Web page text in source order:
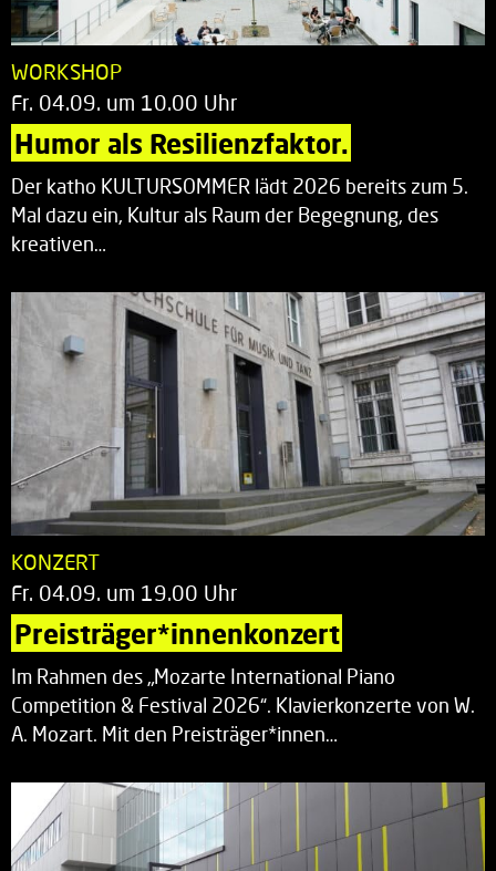
WORKSHOP
Fr. 04.09. um 10.00 Uhr
Humor als Resilienzfaktor.
Der katho KULTURSOMMER lädt 2026 bereits zum 5.
Mal dazu ein, Kultur als Raum der Begegnung, des
kreativen…
KONZERT
Fr. 04.09. um 19.00 Uhr
Preisträger*innenkonzert
Im Rahmen des „Mozarte International Piano
Competition & Festival 2026“. Klavierkonzerte von W.
A. Mozart. Mit den Preisträger*innen…